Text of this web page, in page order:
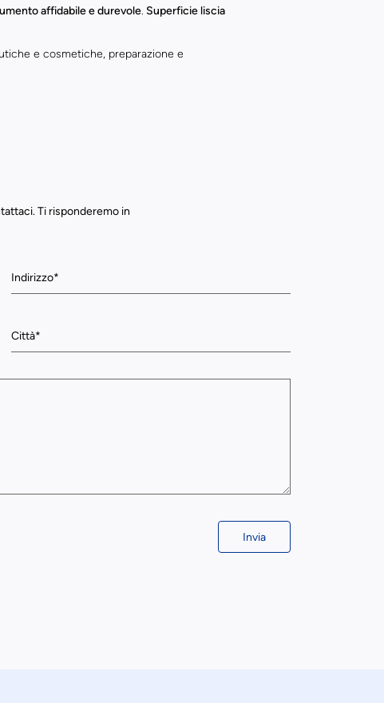
affidabile e durevole. Superficie liscia
e cosmetiche, preparazione e
Ti risponderemo in
Invia